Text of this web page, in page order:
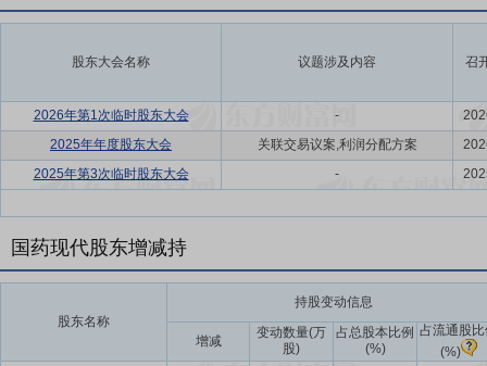
股东大会名称 议题涉及内容 召
2026年第1次临时股东大会 -
2025年年度股东大会
关联交易议案,利润分配方案
2025年第3次临时股东大会
-
国药现代股东增减持
股东名称
持股变动信息
增减
变动数量(万
股)
占总股本比例
(%)
占流通股
(%)